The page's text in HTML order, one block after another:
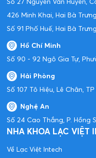
NHA KHOA LẠC VIỆT
Về Lạc Việt Intech
426 Minh Khai, Hai Bà
Số 91 Phố Huế, Hai Bà
Hồ Chí Minh
Số 90 - 92 Ngô Gia Tự,
Hải Phòng
Số 107 Tô Hiệu, Lê Chân,
Nghệ An
Số 24 Cao Thắng, P. Hồng